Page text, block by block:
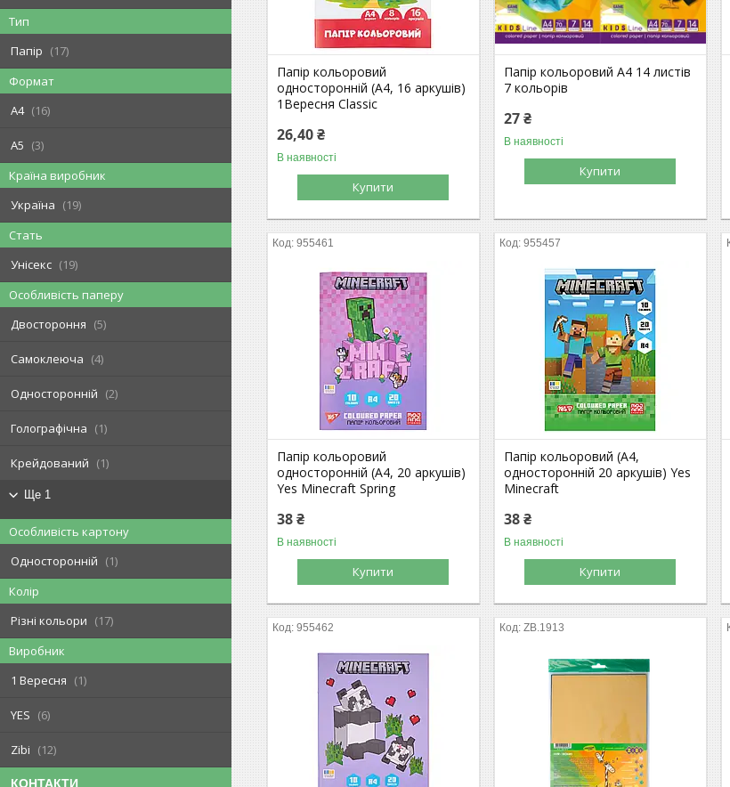
Тип
Папір
17
Формат
A4
16
A5
3
Країна виробник
Україна
19
Стать
Унісекс
19
Особливість паперу
Двостороння
5
Самоклеюча 4
Односторонній 2
Голографічна 1
Крейдований 1
Ще 1
Особливість картону
Односторонній
1
Колір
Різні кольори
17
Виробник
1 Вересня
1
YES 6
Zibi 12
КОНТАКТИ
Папір кольоровий
односторонній (А4, 16 аркушів)
1Вересня Classic
26,40 ₴
В наявності
Купити
Папір кольоровий А4 14 листів
7 кольорів
27 ₴
В наявності
Купити
955461
Папір кольоровий
односторонній (А4, 20 аркушів)
Yes Minecraft Spring
38 ₴
В наявності
Купити
955457
Папір кольоровий (А4,
односторонній 20 аркушів) Yes
Minecraft
38 ₴
В наявності
Купити
955462 ZB.1913